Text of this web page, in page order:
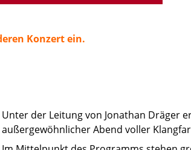
Konzert ein.
Unter der Leitung von Jonathan Dräger
außergewöhnlicher Abend voller